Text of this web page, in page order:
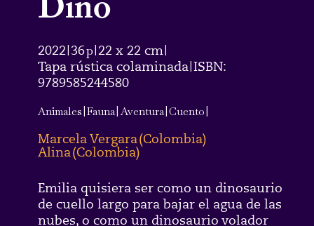
2022 36p 22 x 22 cm
Tapa rústica colaminada ISBN:
9789585244580
Animales Fauna Aventura Cuento
Marcela Vergara(Colombia)
Alina(Colombia)
Emilia quisiera ser como un dinosaurio
de cuello largo para bajar el agua de las
nubes, o como un dinosaurio volador